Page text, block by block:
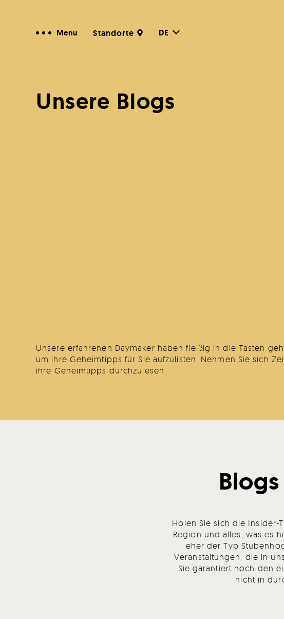
Menu Standorte DE
Unsere Blogs
Unsere erfahrenen Daymaker haben fleißig in die Tasten
um ihre Geheimtipps für Sie aufzulisten. Nehmen Sie sich
ihre Geheimtipps durchzulesen.
Holen Sie sich die Insider-
Region und alles, was es
eher der Typ
Veranstaltungen, die in
Sie garantiert noch den
nicht in